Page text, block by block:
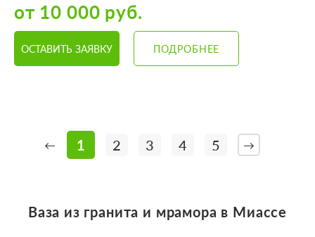
от 10 000 руб.
ОСТАВИТЬ ЗАЯВКУ ПОДРОБНЕЕ
← 1 2 3 4 5 →
Ваза из гранита и мрамора в Миассе